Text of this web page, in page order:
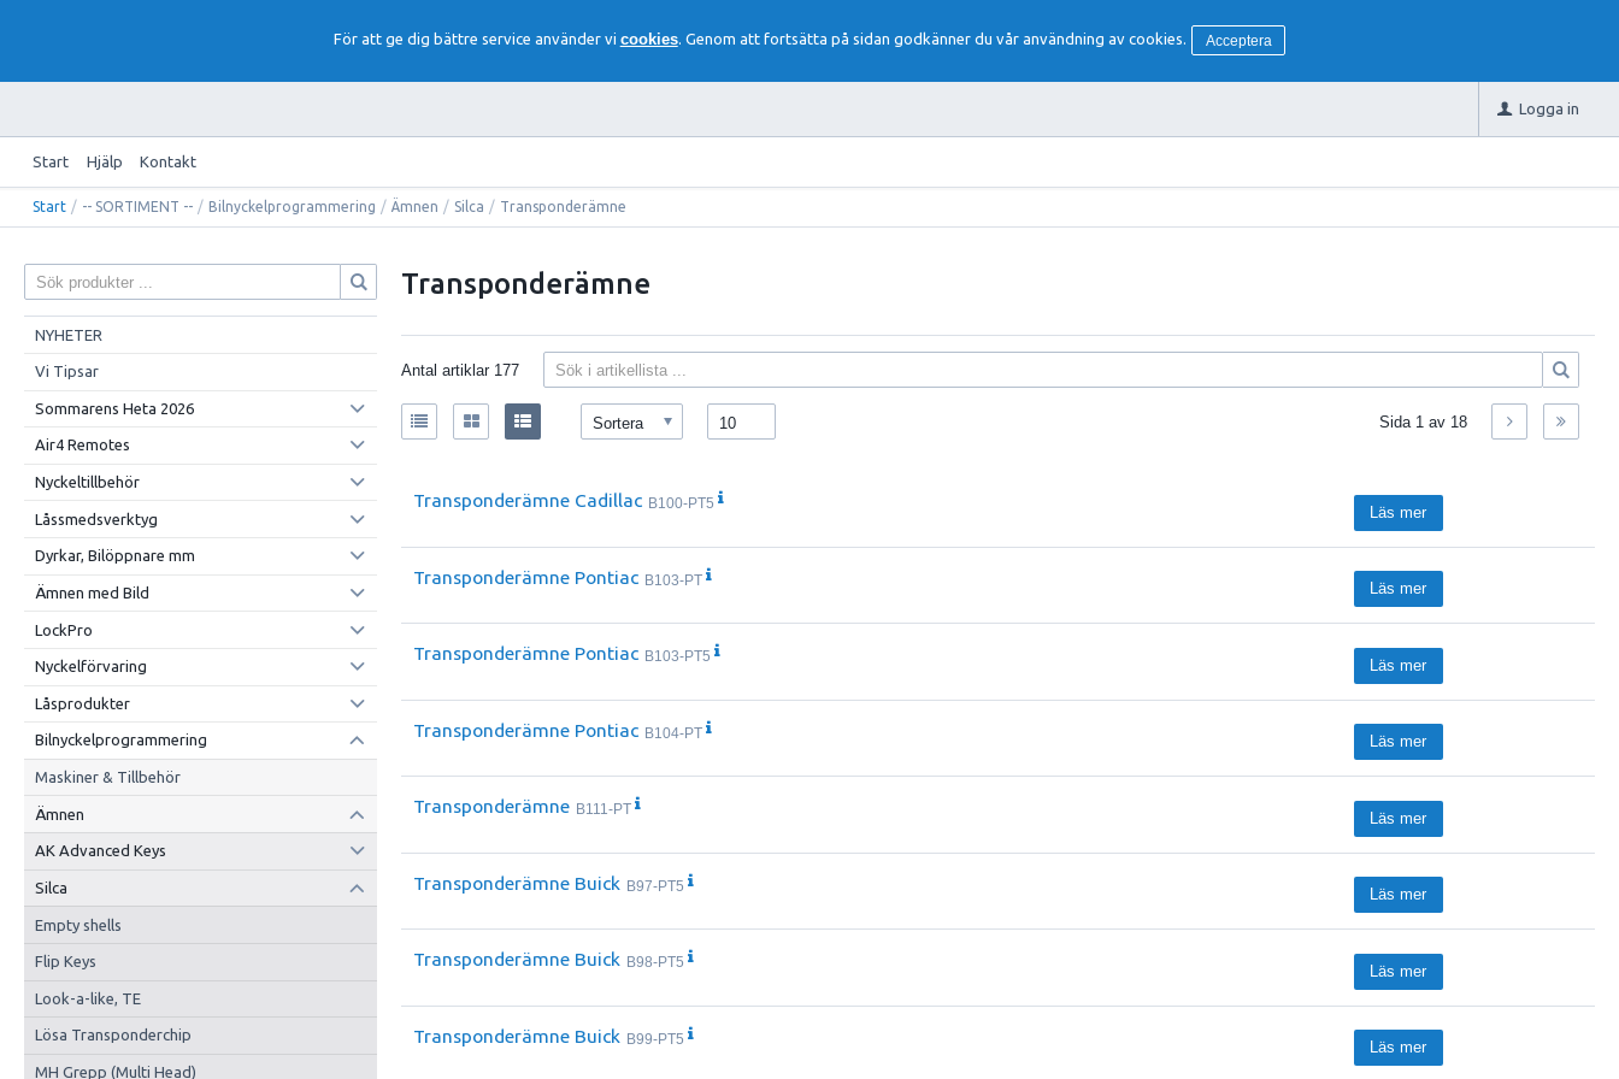
För att ge dig bättre service använder vi cookies. Genom att fortsätta på sidan godkänner du vår användning av cookies. Acceptera
Logga in
Start Hjälp Kontakt
Start / -- SORTIMENT -- / Bilnyckelprogrammering / Ämnen / Silca / Transponderämne
NYHETER
Vi Tipsar
Sommarens Heta 2026
Air4 Remotes
Nyckeltillbehör
Låssmedsverktyg
Dyrkar, Bilöppnare mm
Ämnen med Bild
LockPro
Nyckelförvaring
Låsprodukter
Bilnyckelprogrammering
Maskiner & Tillbehör
Ämnen
AK Advanced Keys
Silca
Empty shells
Flip Keys
Look-a-like, TE
Lösa Transponderchip
MH Grepp (Multi Head)
Transponderämne
Antal artiklar 177
Sortera 10 Sida 1 av 18
Transponderämne Cadillac B100-PT5 Läs mer
Transponderämne Pontiac B103-PT Läs mer
Transponderämne Pontiac B103-PT5 Läs mer
Transponderämne Pontiac B104-PT Läs mer
Transponderämne B111-PT Läs mer
Transponderämne Buick B97-PT5 Läs mer
Transponderämne Buick B98-PT5 Läs mer
Transponderämne Buick B99-PT5 Läs mer